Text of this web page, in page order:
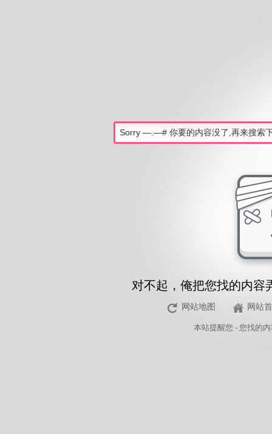
对不起，俺把您找的内容
网站地图 网站
本站提醒您 - 您找的